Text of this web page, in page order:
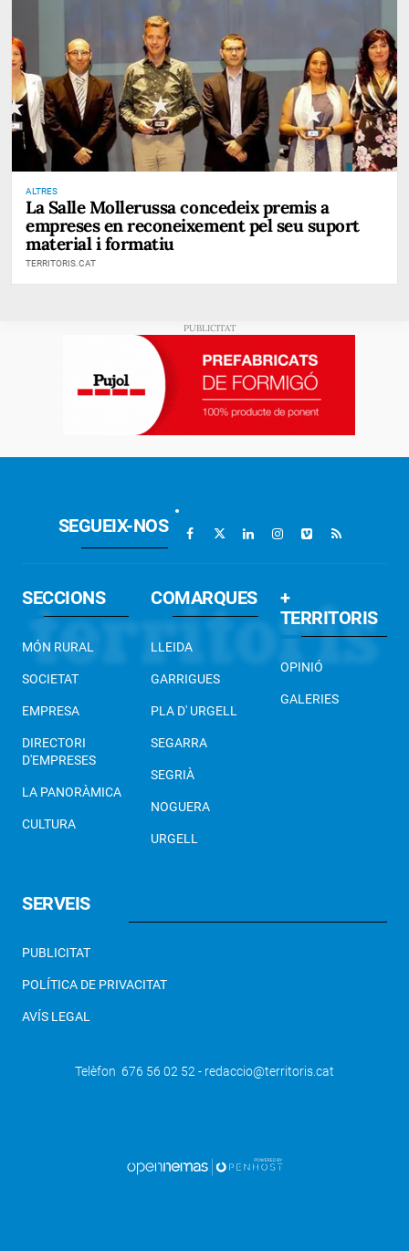
ALTRES
La Salle Mollerussa concedeix premis a
empreses en reconeixement pel seu suport
material i formatiu
TERRITORIS.CAT
SEGUEIX-NOS
SECCIONS
MÓN RURAL
SOCIETAT
EMPRESA
DIRECTORI
D'EMPRESES
LA PANORÀMICA
CULTURA
COMARQUES
LLEIDA
GARRIGUES
PLA D' URGELL
SEGARRA
SEGRIÀ
NOGUERA
URGELL
+
TERRITORIS
OPINIÓ
GALERIES
SERVEIS
PUBLICITAT
POLÍTICA DE PRIVACITAT
AVÍS LEGAL
Telèfon 676 56 02 52 - redaccio@territoris.cat